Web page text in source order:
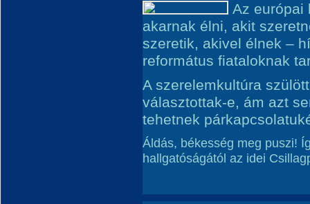
Az európai
akarnak élni, akit
szeretik, akivel élnek –
református fiataloknak
A szerelemkultúra
választottak-e, ám azt
tehetnek
Áldás, békesség meg puszi!
hallgatóságától az idei